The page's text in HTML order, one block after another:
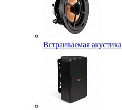
Встраиваемая акустика